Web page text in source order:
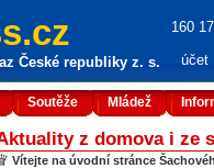
České republiky z. s.
160
účet
Soutěže Mládež
z domova i ze
Vítejte na úvodní stránce